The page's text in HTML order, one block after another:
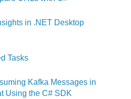
in .NET Desktop
Tasks
Kafka Messages in
Using the C# SDK